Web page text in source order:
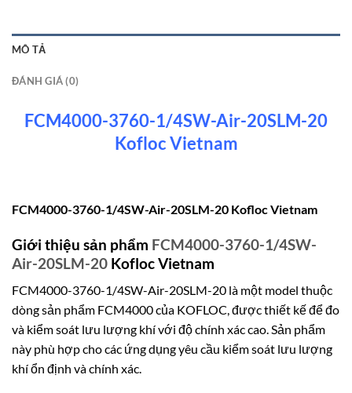
MÔ TẢ
ĐÁNH GIÁ (0)
FCM4000-3760-1/4SW-Air-20SLM-20
Kofloc Vietnam
FCM4000-3760-1/4SW-Air-20SLM-20 Kofloc Vietnam
Giới thiệu sản phẩm FCM4000-3760-1/4SW-
Air-20SLM-20 Kofloc Vietnam
FCM4000-3760-1/4SW-Air-20SLM-20 là một model thuộc
dòng sản phẩm FCM4000 của KOFLOC, được thiết kế để đo
và kiểm soát lưu lượng khí với độ chính xác cao.Sản phẩm
này phù hợp cho các ứng dụng yêu cầu kiểm soát lưu lượng
khí ổn định và chính xác.